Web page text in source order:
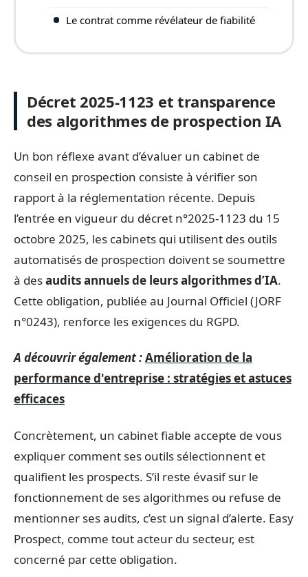
Le contrat comme révélateur de fiabilité
Décret 2025-1123 et transparence
des algorithmes de prospection IA
Un bon réflexe avant d’évaluer un cabinet de
conseil en prospection consiste à vérifier son
rapport à la réglementation récente. Depuis
l’entrée en vigueur du décret n°2025-1123 du 15
octobre 2025, les cabinets qui utilisent des outils
automatisés de prospection doivent se soumettre
à desaudits annuels de leurs algorithmes d’IA.
Cette obligation, publiée au Journal Officiel (JORF
n°0243), renforce les exigences du RGPD.
A découvrir également :Amélioration de la
performance d'entreprise : stratégies et astuces
efficaces
Concrètement, un cabinet fiable accepte de vous
expliquer comment ses outils sélectionnent et
qualifient les prospects. S’il reste évasif sur le
fonctionnement de ses algorithmes ou refuse de
mentionner ses audits, c’est un signal d’alerte. Easy
Prospect, comme tout acteur du secteur, est
concerné par cette obligation.